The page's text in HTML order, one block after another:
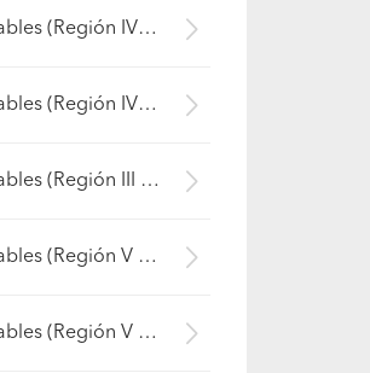
Energías renovables (Región IV Coquimbo - Limarí)
Energías renovables (Región IV Coquimbo - Choapa)
Energías renovables (Región III Atacama - Huasco)
Energías renovables (Región V Valparaíso - Petorca)
Energías renovables (Región V Valparaíso - San Felipe de Aconcagua)